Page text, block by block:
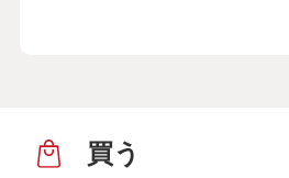
買う